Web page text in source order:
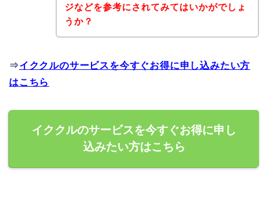
ジなどを参考にされてみてはいかがでしょ
うか？
⇒イククルのサービスを今すぐお得に申し込みたい方
はこちら
イククルのサービスを今すぐお得に申し
込みたい方はこちら